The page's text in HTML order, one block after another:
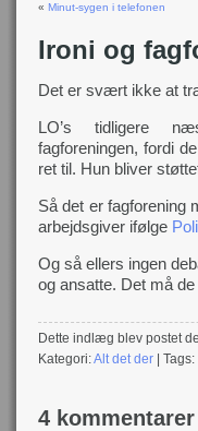
« Minut-sygen i telefonen
Ironi og
Det er svært ikke at
LO’s tidligere
fagforeningen, fordi
ret til. Hun bliver
Så det er fagforening
arbejdsgiver ifølge
Og så ellers ingen
og ansatte. Det må
Dette indlæg blev postet
Kategori:Alt det der | Tags:
4